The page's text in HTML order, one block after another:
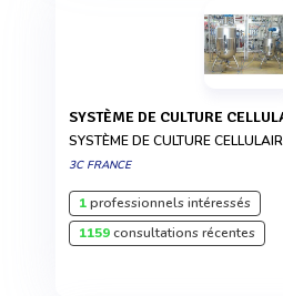
SYSTÈME DE CULTURE
SYSTÈME DE CULTURE
3C FRANCE
1professionnels intéressés
1159consultations récentes